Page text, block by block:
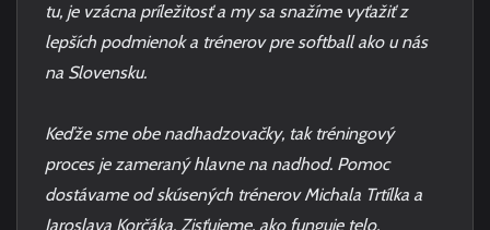
tu, je vzácna príležitosť a my sa snažíme vyťažiť z
lepších podmienok a trénerov pre softball ako u nás
na Slovensku.
Keďže sme obe nadhadzovačky, tak tréningový
proces je zameraný hlavne na nadhod. Pomoc
dostávame od skúsených trénerov Michala Trtílka a
Jaroslava Korčáka. Zisťujeme, ako funguje telo,